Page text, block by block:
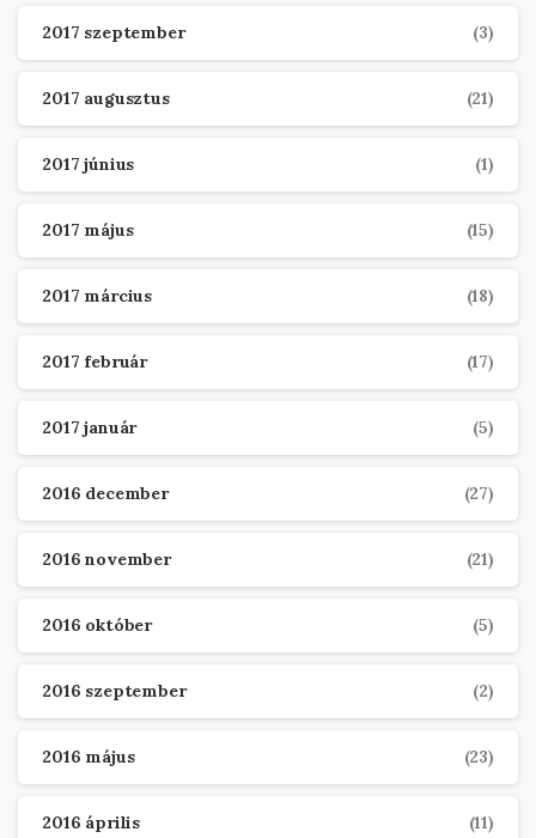
2017 szeptember (3)
2017 augusztus (21)
2017 június (1)
2017 május (15)
2017 március (18)
2017 február (17)
2017 január (5)
2016 december (27)
2016 november (21)
2016 október (5)
2016 szeptember (2)
2016 május (23)
2016 április (11)